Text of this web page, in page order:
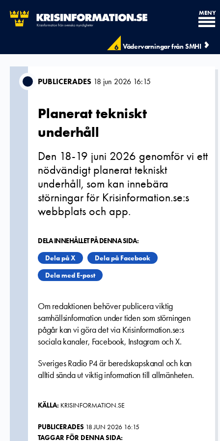
6 Vädervarningar från SMHI
MENY
PUBLICERADES 18 jun 2026 16:15
Planerat tekniskt
underhåll
Den 18-19 juni 2026 genomför vi ett
nödvändigt planerat tekniskt
underhåll, som kan innebära
störningar för Krisinformation.se:s
webbplats och app.
DELA INNEHÅLLET PÅ DENNA SIDA:
Dela på X
Dela på Facebook
Dela med E-post
Om redaktionen behöver publicera viktig
samhällsinformation under tiden som störningen
pågår kan vi göra det via Krisinformation.se:s
sociala kanaler, Facebook, Instagram och X.
Sveriges Radio P4 är beredskapskanal och kan
alltid sända ut viktig information till allmänheten.
KÄLLA: KRISINFORMATION.SE
PUBLICERADES 18 JUN 2026 16:15
TAGGAR FÖR DENNA SIDA: